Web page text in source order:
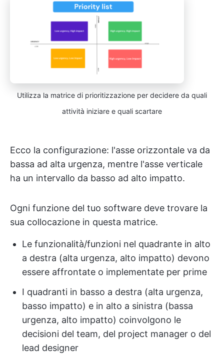
Utilizza la matrice di prioritizzazione per decidere da quali
attività iniziare e quali scartare
Ecco la configurazione: l'asse orizzontale va da
bassa ad alta urgenza, mentre l'asse verticale
ha un intervallo da basso ad alto impatto.
Ogni funzione del tuo software deve trovare la
sua collocazione in questa matrice.
Le funzionalità/funzioni nel quadrante in alto
a destra (alta urgenza, alto impatto) devono
essere affrontate o implementate per prime
I quadranti in basso a destra (alta urgenza,
basso impatto) e in alto a sinistra (bassa
urgenza, alto impatto) coinvolgono le
decisioni del team, del project manager o del
lead designer